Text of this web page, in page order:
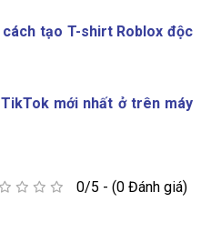
cách tạo T-shirt Roblox độc
mới nhất ở trên máy
0/5 - (0 Đánh giá)